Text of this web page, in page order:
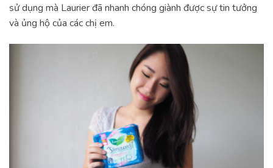
sử dụng mà Laurier đã nhanh chóng giành được sự tin tưởng
và ủng hộ của các chị em.